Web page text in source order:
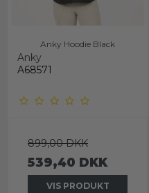
Anky Hoodie Black
Anky
A68571
899,00 DKK
539,40 DKK
VIS PRODUKT